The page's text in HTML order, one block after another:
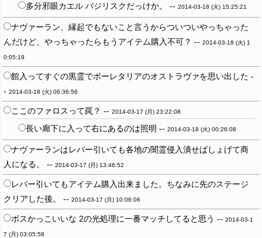
多分邪眼カエル バジリスクだっけか。 -- 2014-03-18 (火) 15:25:21
ナヴァーラン、縁起でもないこと言うからついついやっちゃった
んだけど、やっちゃったらもうアイテム購入不可？ -- 2014-03-18 (火) 1
0:05:19
館入ってすぐの黒霊でボーレタリアのオストラヴァを思い出した -
- 2014-03-18 (火) 06:36:56
ここのファロスって罠？ -- 2014-03-17 (月) 23:22:08
長い廊下に入って右にあるのは照明 -- 2014-03-18 (火) 00:26:08
ナヴァーランはレバー引いても各地の闇霊侵入潰せばしょげて商
人になる。 -- 2014-03-17 (月) 13:46:52
レバー引いてもアイテム購入出来ました。ちなみに先のステージ
クリアした後。 -- 2014-03-17 (月) 10:06:06
ボスかっこいいな 2の光処理に一番マッチしてると思う -- 2014-03-1
7 (月) 03:05:58